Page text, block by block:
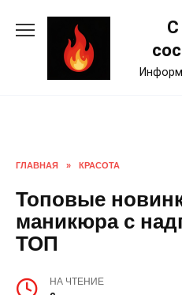
С
ГЛАВНАЯ » КРАСОТА
Топовые
маникюра с
ТОП
НА ЧТЕНИЕ